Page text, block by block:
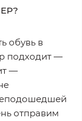
обувь в
подходит —
—
отправим